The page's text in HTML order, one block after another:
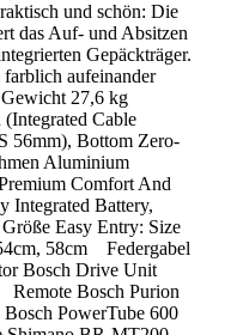
und schön: Die
das Auf- und Absitzen
Gepäckträger.
farblich aufeinander
27,6 kg
Cable
56mm), Bottom Zero-
Aluminium
Comfort And
Integrated Battery,
Easy Entry: Size
58cm Federgabel
Bosch Drive Unit
Bosch Purion
PowerTube 600